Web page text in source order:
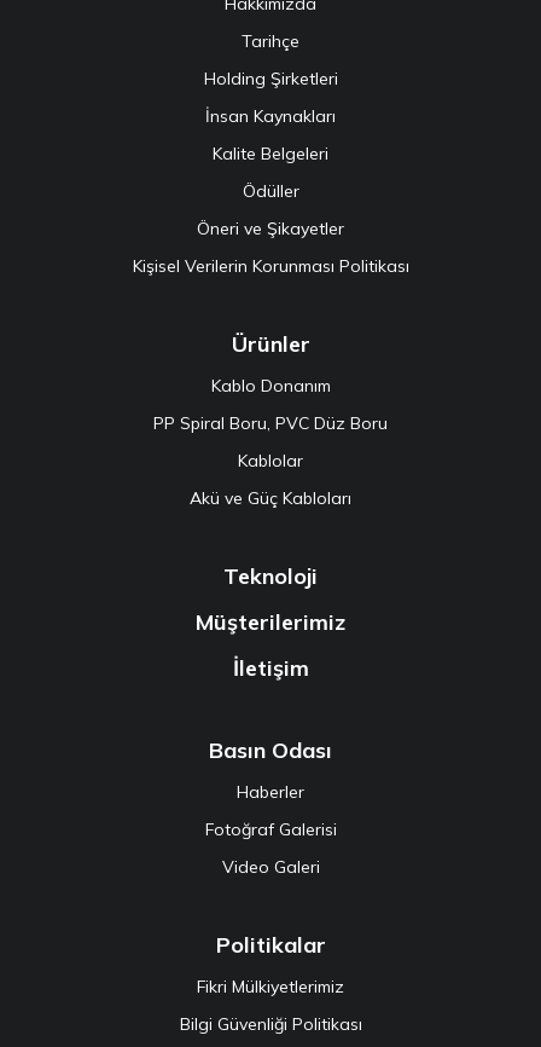
Tarihçe
Holding Şirketleri
İnsan Kaynakları
Kalite Belgeleri
Ödüller
Öneri ve Şikayetler
Kişisel Verilerin Korunması Politikası
Ürünler
Kablo Donanım
PP Spiral Boru, PVC Düz Boru
Kablolar
Akü ve Güç Kabloları
Teknoloji
Müşterilerimiz
İletişim
Basın Odası
Haberler
Fotoğraf Galerisi
Video Galeri
Politikalar
Fikri Mülkiyetlerimiz
Bilgi Güvenliği Politikası